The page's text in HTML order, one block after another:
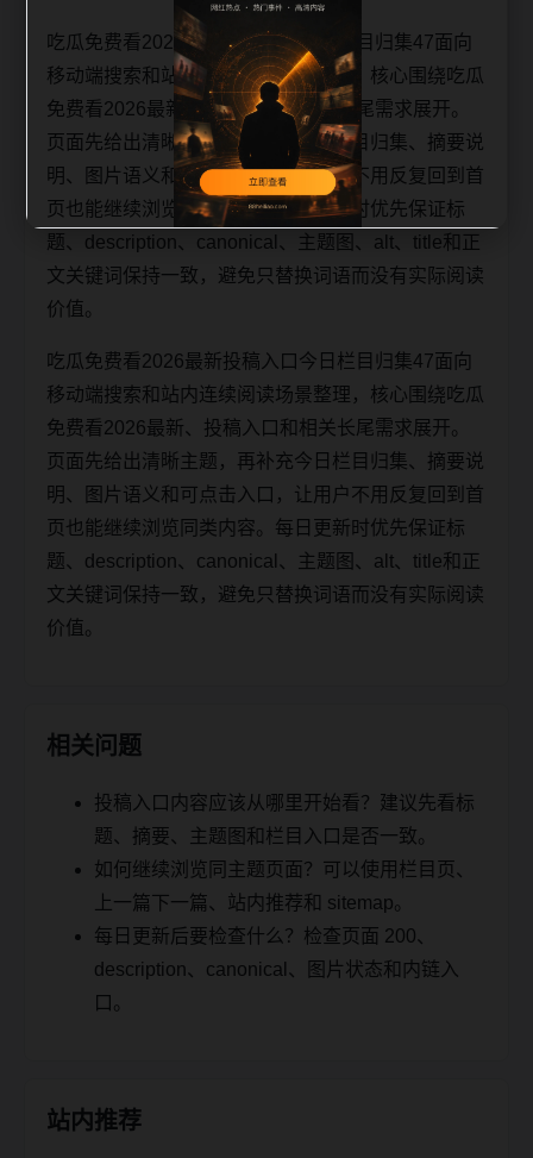
吃瓜免费看2026最新投稿入口今日栏目归集47面向
移动端搜索和站内连续阅读场景整理，核心围绕吃瓜
免费看2026最新、投稿入口和相关长尾需求展开。
页面先给出清晰主题，再补充今日栏目归集、摘要说
明、图片语义和可点击入口，让用户不用反复回到首
页也能继续浏览同类内容。每日更新时优先保证标
题、description、canonical、主题图、alt、title和正
文关键词保持一致，避免只替换词语而没有实际阅读
价值。
吃瓜免费看2026最新投稿入口今日栏目归集47面向
移动端搜索和站内连续阅读场景整理，核心围绕吃瓜
免费看2026最新、投稿入口和相关长尾需求展开。
页面先给出清晰主题，再补充今日栏目归集、摘要说
明、图片语义和可点击入口，让用户不用反复回到首
页也能继续浏览同类内容。每日更新时优先保证标
题、description、canonical、主题图、alt、title和正
文关键词保持一致，避免只替换词语而没有实际阅读
价值。
相关问题
投稿入口内容应该从哪里开始看？建议先看标
题、摘要、主题图和栏目入口是否一致。
如何继续浏览同主题页面？可以使用栏目页、
上一篇下一篇、站内推荐和 sitemap。
每日更新后要检查什么？检查页面 200、
description、canonical、图片状态和内链入
口。
站内推荐